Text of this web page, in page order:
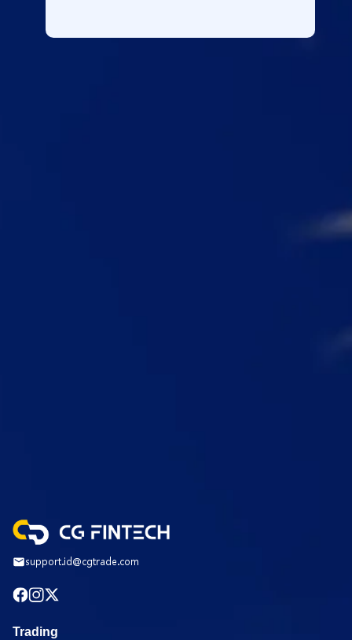
support.id@cgtrade.com
Trading